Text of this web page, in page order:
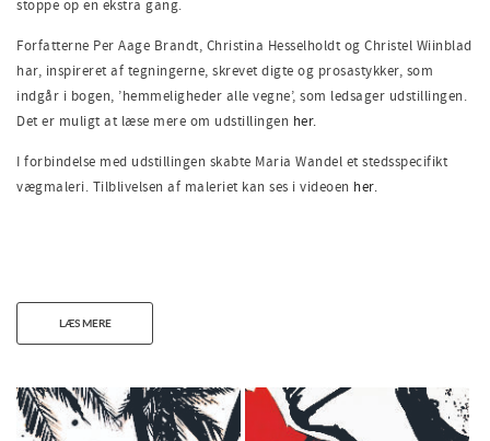
stoppe op en ekstra gang.
Forfatterne Per Aage Brandt, Christina Hesselholdt og Christel Wiinblad
har, inspireret af tegningerne, skrevet digte og prosastykker, som
indgår i bogen, ’hemmeligheder alle vegne’, som ledsager udstillingen.
Det er muligt at læse mere om udstillingen her.
I forbindelse med udstillingen skabte Maria Wandel et stedsspecifikt
vægmaleri. Tilblivelsen af maleriet kan ses i videoen her.
LÆS MERE